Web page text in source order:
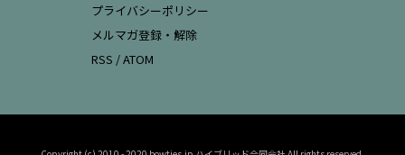
プライバシーポリシー
メルマガ登録・解除
RSS /ATOM